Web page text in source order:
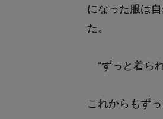
になった服は
た。
“ずっと着ら
これからもず